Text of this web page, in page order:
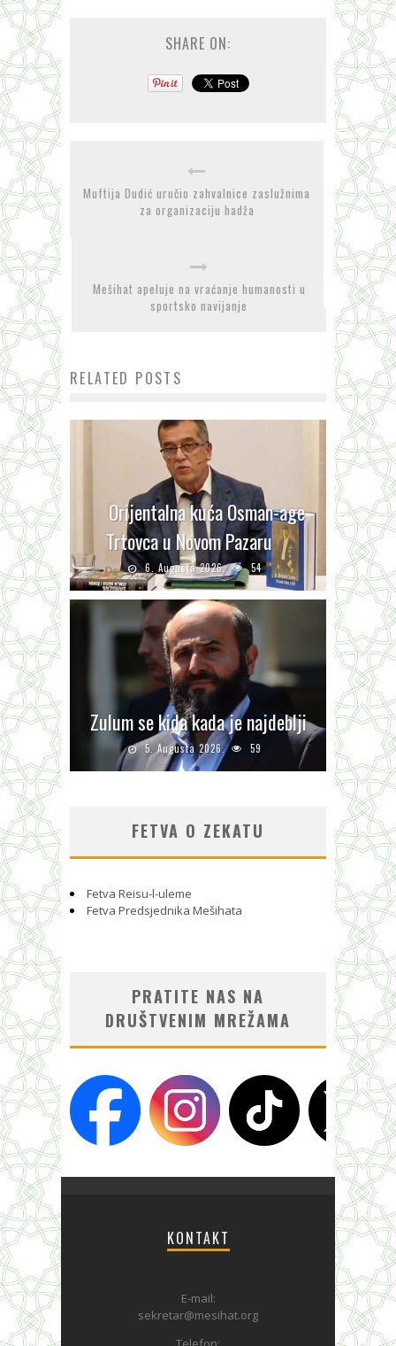
SHARE ON:
Muftija Dudić uručio zahvalnice zaslužnima
za organizaciju hadža
Mešihat apeluje na vraćanje humanosti u
sportsko navijanje
RELATED POSTS
Orijentalna kuća Osman-age
Trtovca u Novom Pazaru
6. Augusta 2026. 54
Zulum se kida kada je najdeblji
5. Augusta 2026. 59
FETVA O ZEKATU
Fetva Reisu-l-uleme
Fetva Predsjednika Mešihata
PRATITE NAS NA
DRUŠTVENIM MREŽAMA
KONTAKT
E-mail:
sekretar@mesihat.org